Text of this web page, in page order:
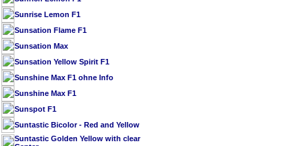
Sunrise Lemon F1
Sunsation Flame F1
Sunsation Max
Sunsation Yellow Spirit F1
Sunshine Max F1 ohne Info
Sunshine Max F1
Sunspot F1
Suntastic Bicolor - Red and Yellow
Suntastic Golden Yellow with clear